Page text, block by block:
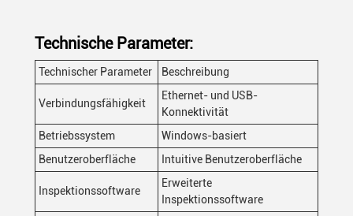
Technische Parameter:
Technischer Parameter Beschreibung
Verbindungsfähigkeit
Ethernet- und USB-
Konnektivität
Betriebssystem
Windows-basiert
Benutzeroberfläche
Intuitive Benutzeroberfläche
Inspektionssoftware
Erweiterte
Inspektionssoftware